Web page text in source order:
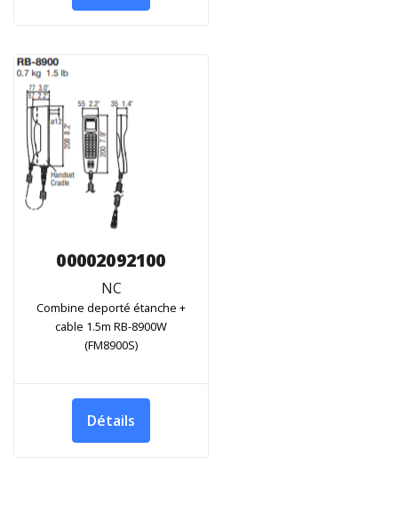
00002092100
NC
Combine deporté étanche +
cable 1.5m RB-8900W
(FM8900S)
Détails